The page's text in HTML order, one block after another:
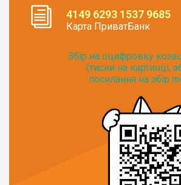
4149 6293 1537 9685
Карта ПриватБанк
Збір на оцифровку
(тисни на картинці,
посилання на збір